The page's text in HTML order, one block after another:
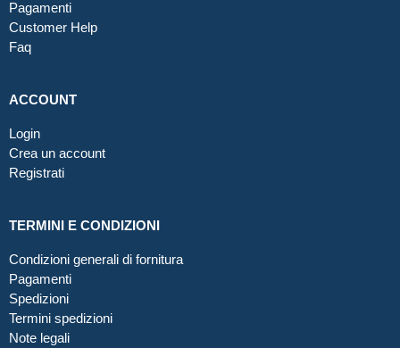
Pagamenti
Customer Help
Faq
ACCOUNT
Login
Crea un account
Registrati
TERMINI E CONDIZIONI
Condizioni generali di fornitura
Pagamenti
Spedizioni
Termini spedizioni
Note legali